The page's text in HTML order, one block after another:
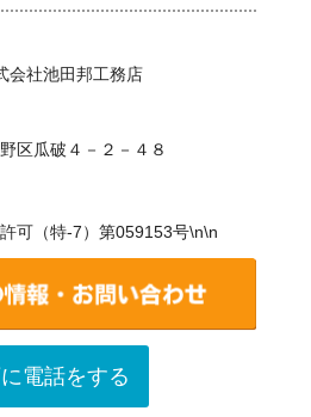
会社池田邦工務店
区瓜破４－２－４８
可（特-7）第059153号\n\n
電話をする